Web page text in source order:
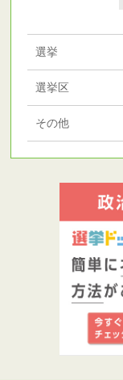
選挙
選挙区
その他